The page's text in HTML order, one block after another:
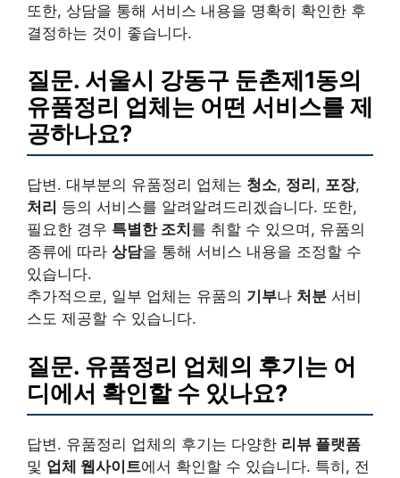
또한, 상담을 통해 서비스 내용을 명확히 확인한 후
결정하는 것이 좋습니다.
질문. 서울시 강동구 둔촌제1동의
유품정리 업체는 어떤 서비스를 제
공하나요?
답변. 대부분의 유품정리 업체는 청소, 정리 , 포장,
처리 등의 서비스를 알려알려드리겠습니다. 또한,
필요한 경우 특별한 조치 를 취할 수 있으며, 유품의
종류에 따라 상담을 통해 서비스 내용을 조정할 수
있습니다.
추가적으로, 일부 업체는 유품의 기부나 처분 서비
스도 제공할 수 있습니다.
질문. 유품정리 업체의 후기는 어
디에서 확인할 수 있나요?
답변. 유품정리 업체의 후기는 다양한 리뷰 플랫폼
및 업체 웹사이트에서 확인할 수 있습니다. 특히, 전